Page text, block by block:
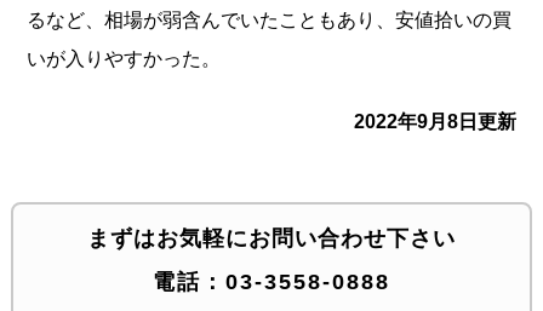
るなど、相場が弱含んでいたこともあり、安値拾いの買
いが入りやすかった。
2022年9月8日更新
まずはお気軽にお問い合わせ下さい
電話： 03-3558-0888